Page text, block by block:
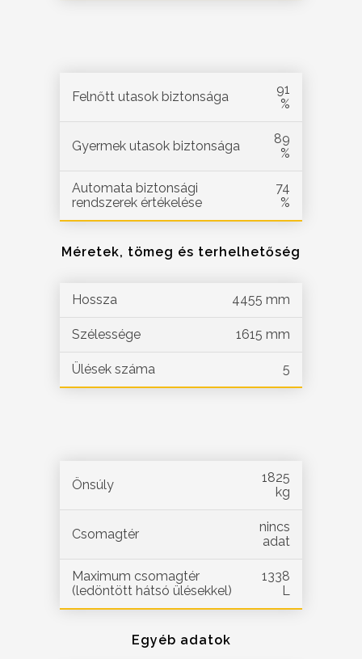
Felnőtt utasok biztonsága
91
%
Gyermek utasok biztonsága
89
%
Automata biztonsági
rendszerek értékelése
74
%
Méretek, tömeg és terhelhetőség
Hossza 4455 mm
Szélessége 1615 mm
Ülések száma 5
Önsúly
1825
kg
Csomagtér
nincs
adat
Maximum csomagtér
(ledöntött hátsó ülésekkel)
1338
L
Egyéb adatok